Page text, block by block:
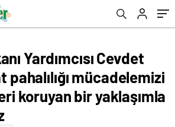
bir yaklaşımla
Yardımcısı Cevdet
pahalılığı mücadelemizi
koruyan bir yaklaşımla